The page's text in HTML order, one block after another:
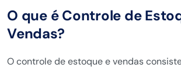
O que é Controle de
Vendas?
O controle de estoque e vendas